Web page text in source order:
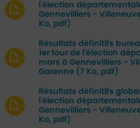
l'élection
Gennevilliers -
Ko, pdf)
Résultats définitifs
1er tour de l'élection
mars à Gennevilliers -
Garenne (7 Ko, pdf)
Résultats définitifs
l'élection
Gennevilliers -
Ko, pdf)